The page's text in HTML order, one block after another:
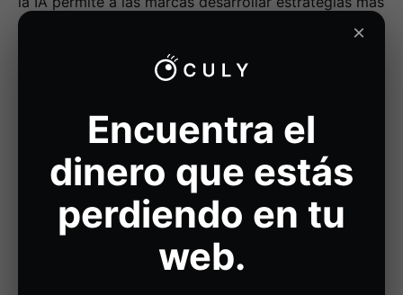
precisas, personalizadas y efectivas que nunca antes.
hasta la creación de experiencias
redefiniendo cómo las empresas interactúan con sus
audiencias y cómo maximizan el impacto de sus
esfuerzos de marketing.
Además de mejorar la eficiencia operativa, la IA
permite a laagencia de marketing digital anticipar las
necesidades y deseos de los consumidores,
optimizando cada punto de contacto en el recorrido
×
Encuentra el
dinero que estás
perdiendo en tu
web.